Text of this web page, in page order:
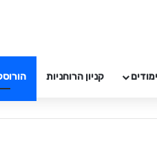
קניון הרוחניות